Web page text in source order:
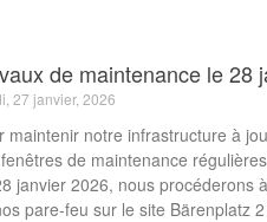
de maintenance le 28
27 janvier, 2026
maintenir notre infrastructure à
de maintenance
janvier 2026, nous procéderons
pare-feu sur le site Bärenplatz